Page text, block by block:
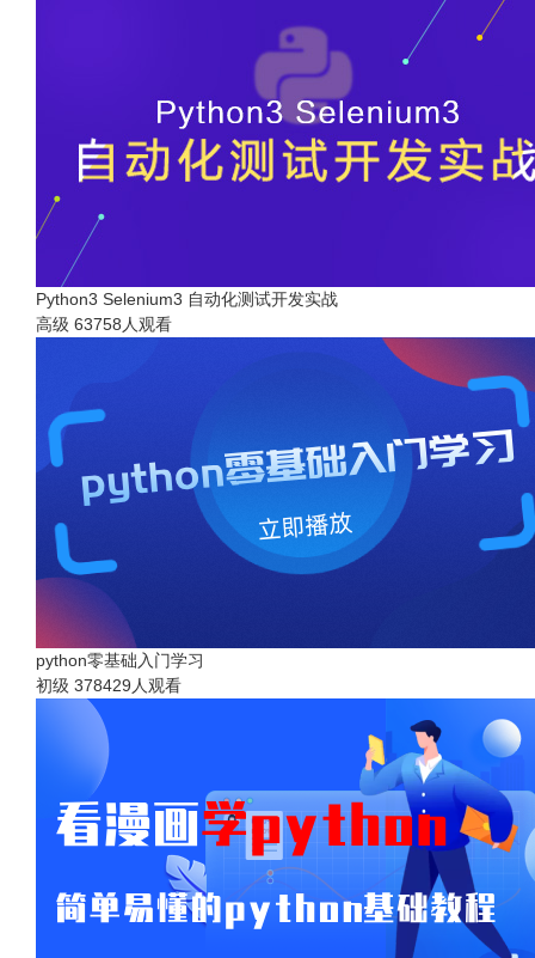
Python3 Selenium3 自动化测试开发实战
高级 63758人观看
python零基础入门学习
初级 378429人观看